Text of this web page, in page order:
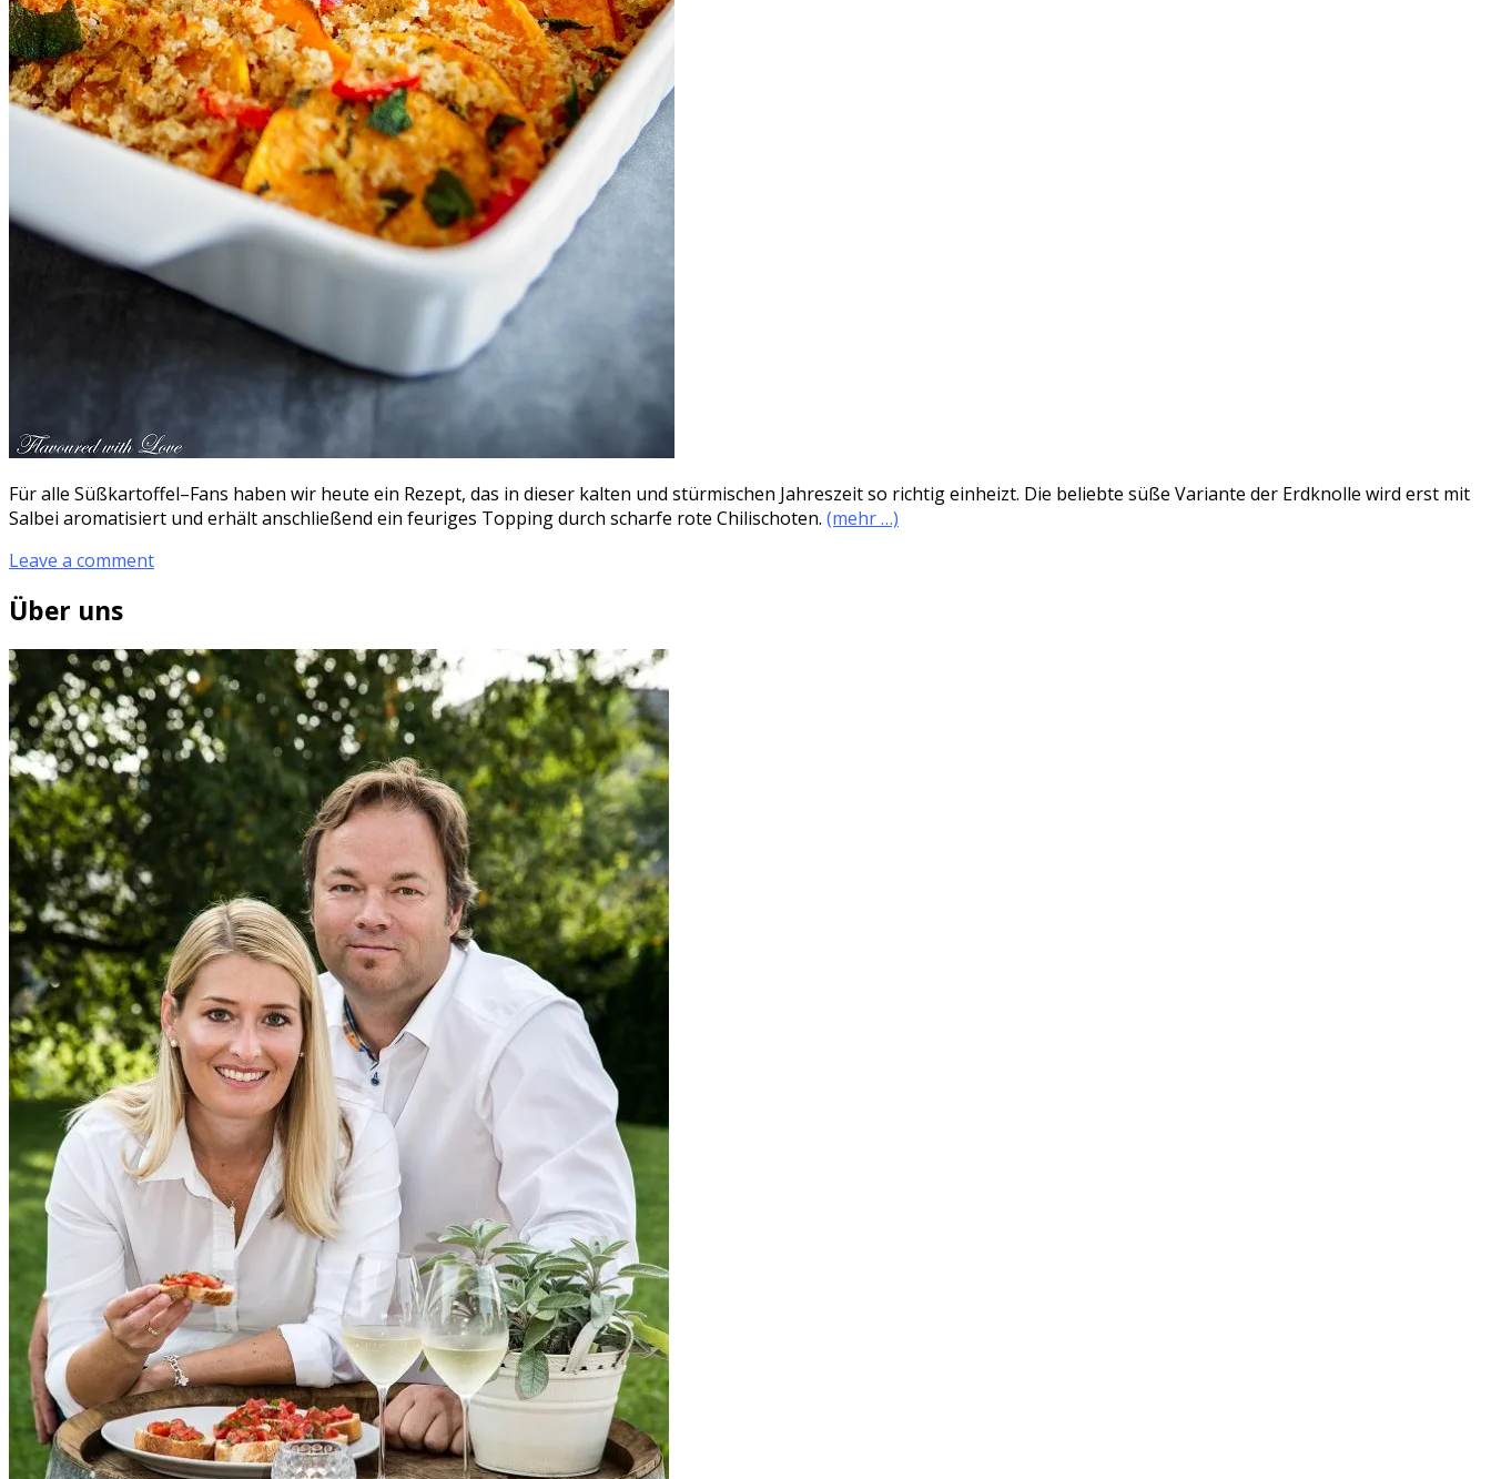
Für alle Süßkartoffel–Fans haben wir heute ein Rezept, das in dieser kalten und stürmischen Jahreszeit so richtig einheizt. Die beliebte süße Variante der Erdknolle wird erst mit
Salbei aromatisiert und erhält anschließend ein feuriges Topping durch scharfe rote Chilischoten. (mehr …)
Leave a comment
Über uns